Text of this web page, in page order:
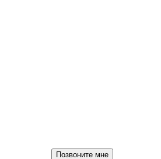
Позвоните мне